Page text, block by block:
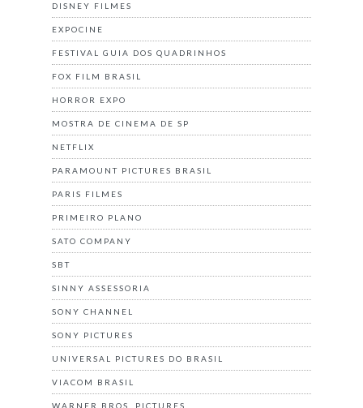
DISNEY FILMES
EXPOCINE
FESTIVAL GUIA DOS QUADRINHOS
FOX FILM BRASIL
HORROR EXPO
MOSTRA DE CINEMA DE SP
NETFLIX
PARAMOUNT PICTURES BRASIL
PARIS FILMES
PRIMEIRO PLANO
SATO COMPANY
SBT
SINNY ASSESSORIA
SONY CHANNEL
SONY PICTURES
UNIVERSAL PICTURES DO BRASIL
VIACOM BRASIL
WARNER BROS. PICTURES